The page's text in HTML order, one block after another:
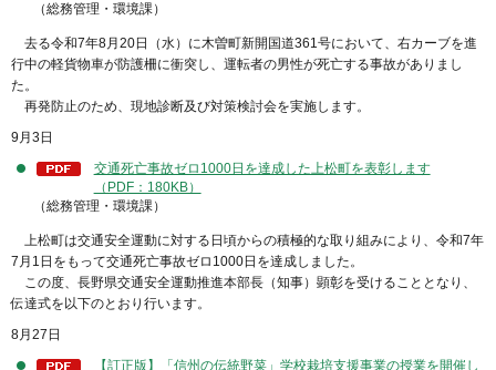
（総務管理・環境課）
去る令和7年8月20日（水）に木曽町新開国道361号において、右カーブを進
行中の軽貨物車が防護柵に衝突し、運転者の男性が死亡する事故がありまし
た。
再発防止のため、現地診断及び対策検討会を実施します。
9月3日
交通死亡事故ゼロ1000日を達成した上松町を表彰します
（PDF：180KB）
（総務管理・環境課）
上松町は交通安全運動に対する日頃からの積極的な取り組みにより、令和7年
7月1日をもって交通死亡事故ゼロ1000日を達成しました。
この度、長野県交通安全運動推進本部長（知事）顕彰を受けることとなり、
伝達式を以下のとおり行います。
8月27日
【訂正版】「信州の伝統野菜」学校栽培支援事業の授業を開催し